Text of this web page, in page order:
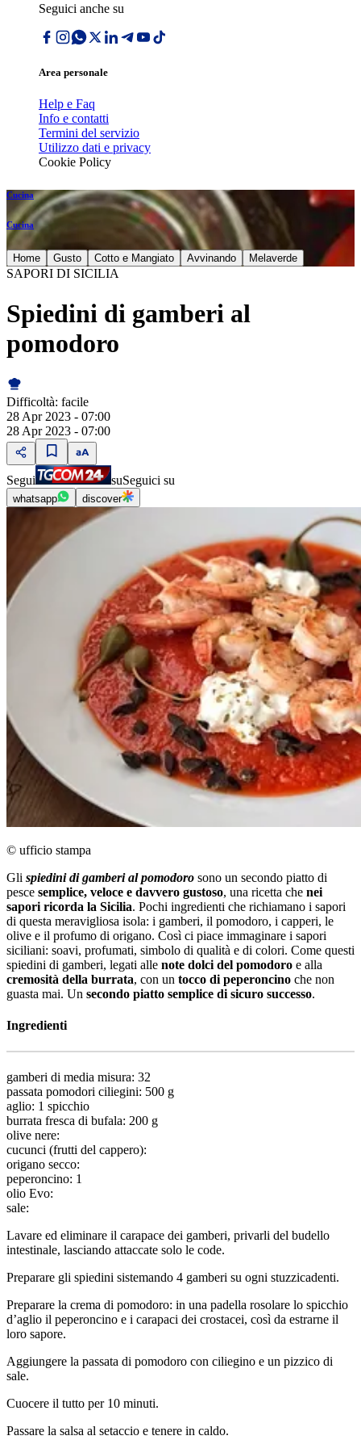
Seguici anche su
Area personale
Help e Faq
Info e contatti
Termini del servizio
Utilizzo dati e privacy
Cookie Policy
Cucina
Cucina
Home Gusto Cotto e Mangiato Avvinando Melaverde
SAPORI DI SICILIA
Spiedini di gamberi al
pomodoro
Difficoltà: facile
28 Apr 2023 - 07:00
28 Apr 2023 - 07:00
Segui suSeguici su
whatsapp discover
© ufficio stampa
Gli spiedini di gamberi al pomodoro sono un secondo piatto di
pesce semplice, veloce e davvero gustoso, una ricetta che nei
sapori ricorda la Sicilia. Pochi ingredienti che richiamano i sapori
di questa meravigliosa isola: i gamberi, il pomodoro, i capperi, le
olive e il profumo di origano. Così ci piace immaginare i sapori
siciliani: soavi, profumati, simbolo di qualità e di colori. Come questi
spiedini di gamberi, legati alle note dolci del pomodoro e alla
cremosità della burrata, con un tocco di peperoncino che non
guasta mai. Un secondo piatto semplice di sicuro successo.
Ingredienti
gamberi di media misura: 32
passata pomodori ciliegini: 500 g
aglio: 1 spicchio
burrata fresca di bufala: 200 g
olive nere:
cucunci (frutti del cappero):
origano secco:
peperoncino: 1
olio Evo:
sale:
Lavare ed eliminare il carapace dei gamberi, privarli del budello
intestinale, lasciando attaccate solo le code.
Preparare gli spiedini sistemando 4 gamberi su ogni stuzzicadenti.
Preparare la crema di pomodoro: in una padella rosolare lo spicchio
d’aglio il peperoncino e i carapaci dei crostacei, così da estrarne il
loro sapore.
Aggiungere la passata di pomodoro con ciliegino e un pizzico di
sale.
Cuocere il tutto per 10 minuti.
Passare la salsa al setaccio e tenere in caldo.